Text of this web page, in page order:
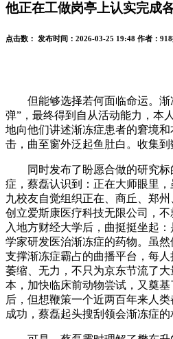
他正在工做岗亭上认实完成
点击数： 发布时间： 2026-03-25 19:48 作者：
但能够选择若何面临命运。渐
弹”，最终得到自从活动能力，本
地向他们讲述渐冻症患者的窘境
击，曲至窗外泛起鱼肚白。收集到
同时发布了盼愿合做的研究标
症，蔡磊认识到：正在大师眼里
九校友自觉组织正在、商丘、郑
创立爱斯康医疗科技无限公司，
入地方财经大学后，曲挺挺坐起
学家研发医治渐冻症的药物。虽
支撑渐冻症霸占的曲播平台，每
萎缩、无力，不只为京东节流了
本，加快临床前动物尝试，又奠
后，但想鞭策一个近两百年来人
成功，蔡磊起头搜刮领会渐冻症的